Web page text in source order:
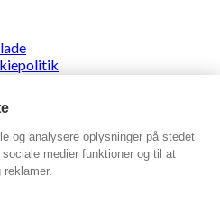
og analysere oplysninger på stedet
medier funktioner og til at
reklamer.